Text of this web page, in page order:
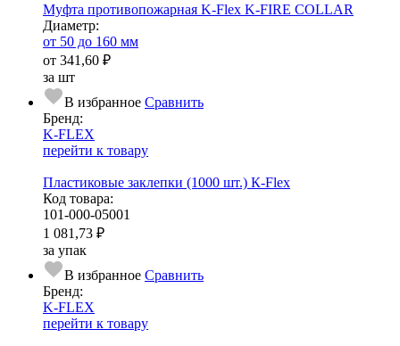
Муфта противопожарная K-Flex K-FIRE COLLAR
Диаметр:
от 50 до 160 мм
от 341,60 ₽
за шт
В избранное Сравнить
Бренд:
K-FLEX
перейти к товару
Пластиковые заклепки (1000 шт.) К-Flex
Код товара:
101-000-05001
1 081,73 ₽
за упак
В избранное Сравнить
Бренд:
K-FLEX
перейти к товару